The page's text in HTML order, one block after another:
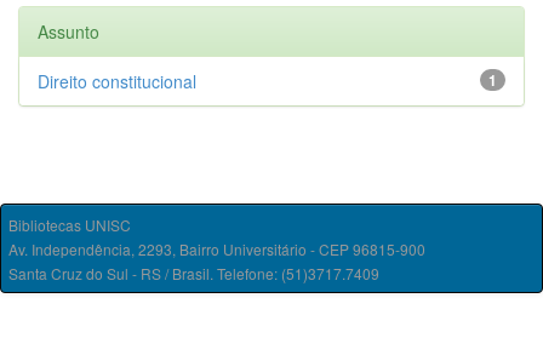
Assunto
1
Direito constitucional
Bibliotecas UNISC
Av. Independência, 2293, Bairro Universitário - CEP 96815-900
Santa Cruz do Sul - RS / Brasil. Telefone: (51)3717.7409